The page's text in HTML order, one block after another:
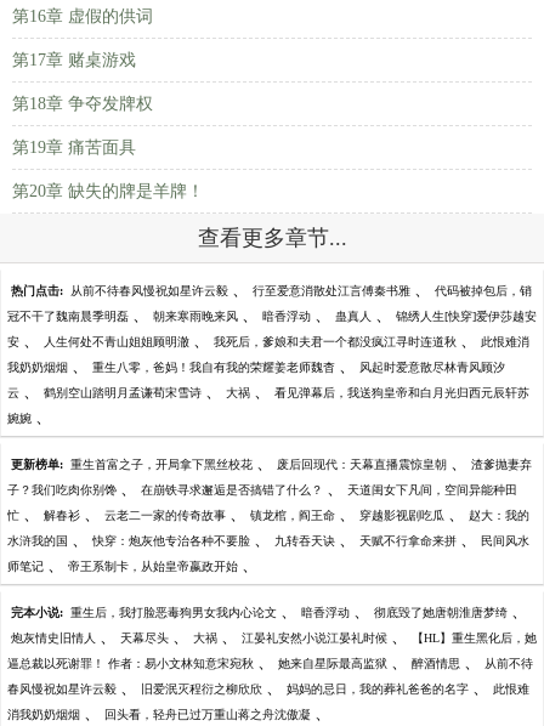
第16章 虚假的供词
第17章 赌桌游戏
第18章 争夺发牌权
第19章 痛苦面具
第20章 缺失的牌是羊牌！
查看更多章节...
热门点击: 从前不待春风慢祝如星许云毅 、 行至爱意消散处江言傅秦书雅 、 代码被掉包后，销
冠不干了魏南晨季明磊 、 朝来寒雨晚来风 、 暗香浮动 、 蛊真人 、 锦绣人生[快穿]爱伊莎越安
安 、 人生何处不青山姐姐顾明澈 、 我死后，爹娘和夫君一个都没疯江寻时连道秋 、 此恨难消
我奶奶烟烟 、 重生八零，爸妈！我自有我的荣耀姜老师魏杳 、 风起时爱意散尽林青风顾汐
云 、 鹤别空山踏明月孟谦荀宋雪诗 、 大祸 、 看见弹幕后，我送狗皇帝和白月光归西元辰轩苏
婉婉 、
更新榜单: 重生首富之子，开局拿下黑丝校花 、 废后回现代：天幕直播震惊皇朝 、 渣爹抛妻弃
子？我们吃肉你别馋 、 在崩铁寻求邂逅是否搞错了什么？ 、 天道闺女下凡间，空间异能种田
忙 、 解春衫 、 云老二一家的传奇故事 、 镇龙棺，阎王命 、 穿越影视剧吃瓜 、 赵大：我的
水浒我的国 、 快穿：炮灰他专治各种不要脸 、 九转吞天诀 、 天赋不行拿命来拼 、 民间风水
师笔记 、 帝王系制卡，从始皇帝嬴政开始 、
完本小说: 重生后，我打脸恶毒狗男女我内心论文 、 暗香浮动 、 彻底毁了她唐朝淮唐梦绮 、
炮灰情史旧情人 、 天幕尽头 、 大祸 、 江晏礼安然小说江晏礼时候 、 【HL】重生黑化后，她
逼总裁以死谢罪！ 作者：易小文林知意宋宛秋 、 她来自星际最高监狱 、 醉酒情思 、 从前不待
春风慢祝如星许云毅 、 旧爱泯灭程衍之柳欣欣 、 妈妈的忌日，我的葬礼爸爸的名字 、 此恨难
消我奶奶烟烟 、 回头看，轻舟已过万重山蒋之舟沈傲凝 、